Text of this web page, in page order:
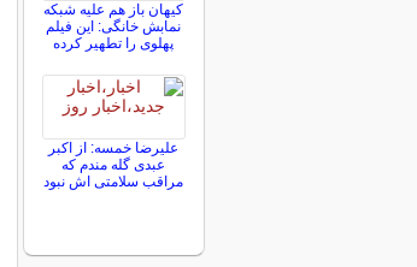
کیهان باز هم علیه شبکه
نمابش خانگی: این فیلم
پهلوی را تطهیر کرده
علیرضا خمسه: از اکبر
عبدی گله مندم که
مراقب سلامتی اش نبود